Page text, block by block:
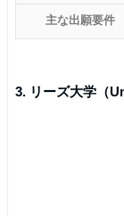
主な出願要件
3. リーズ大学（